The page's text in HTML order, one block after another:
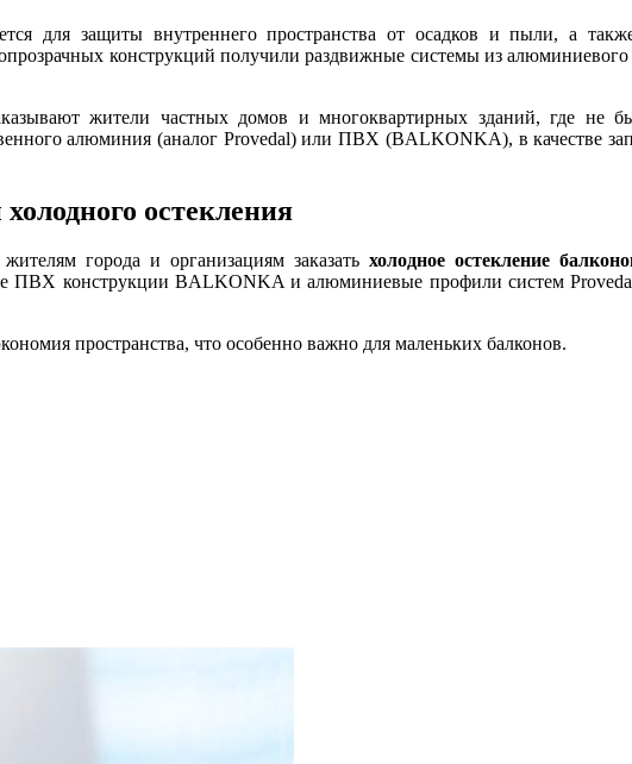
для защиты внутреннего пространства от осадков и пыли, а
конструкций получили раздвижные системы из
жители частных домов и многоквартирных зданий, где не
алюминия (аналог Provedal) или ПВХ (BALKONKA), в качестве
остекления
города и организациям заказать холодное остекление
ПВХ конструкции BALKONKA и алюминиевые профили систем
пространства, что особенно важно для маленьких балконов.